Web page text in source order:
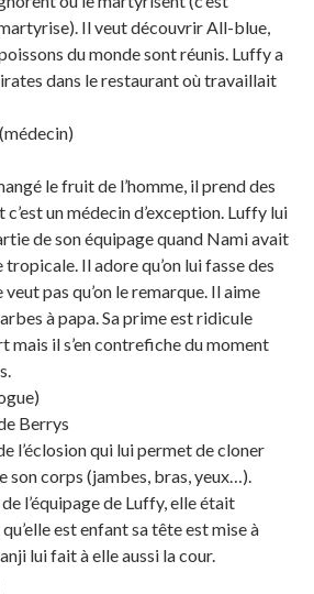
Il veut découvrir All-blue,
du monde sont réunis. Luffy a
dans le restaurant où travaillait
le fruit de l’homme, il prend des
un médecin d’exception. Luffy lui
de son équipage quand Nami avait
Il adore qu’on lui fasse des
pas qu’on le remarque. Il aime
à papa. Sa prime est ridicule
mais il s’en contrefiche du moment
Berrys
l’éclosion qui lui permet de cloner
son corps (jambes, bras, yeux…).
l’équipage de Luffy, elle était
est enfant sa tête est mise à
lui fait à elle aussi la cour.